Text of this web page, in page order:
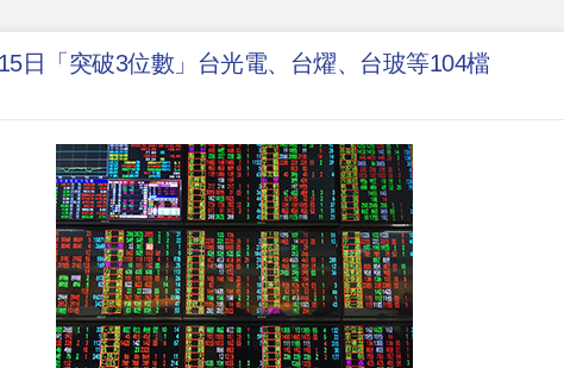
日「突破3位數」台光電、台燿、台玻等104檔